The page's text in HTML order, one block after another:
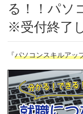
る！！パソ
※受付終了
『パソコンスキルアッ